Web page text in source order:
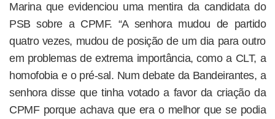
Marina que evidenciou uma mentira da candidata do
PSB sobre a CPMF. “A senhora mudou de partido
quatro vezes, mudou de posição de um dia para outro
em problemas de extrema importância, como a CLT, a
homofobia e o pré-sal. Num debate da Bandeirantes, a
senhora disse que tinha votado a favor da criação da
CPMF porque achava que era o melhor que se podia